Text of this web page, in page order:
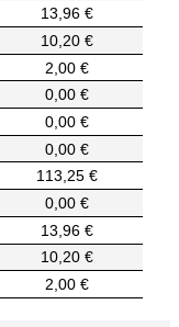
13,96 €
10,20 €
2,00 €
0,00 €
0,00 €
0,00 €
113,25 €
0,00 €
13,96 €
10,20 €
2,00 €